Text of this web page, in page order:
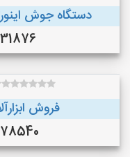
دستگاه جوش
فروش